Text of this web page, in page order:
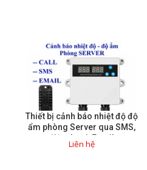
Thiết bị cảnh báo nhiệt độ độ
ẩm phòng Server qua SMS,
điện thoại, Email
Liên hệ